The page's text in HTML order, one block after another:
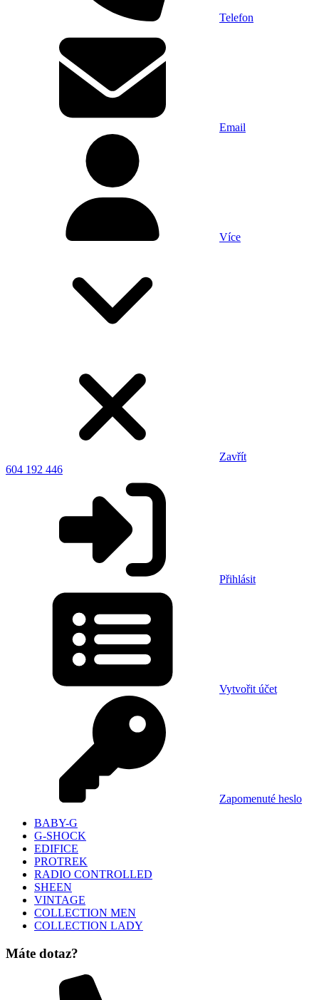
Telefon
Email
Více
Zavřít
604 192 446
Přihlásit
Vytvořit účet
Zapomenuté heslo
BABY-G
G-SHOCK
EDIFICE
PROTREK
RADIO CONTROLLED
SHEEN
VINTAGE
COLLECTION MEN
COLLECTION LADY
Máte dotaz?